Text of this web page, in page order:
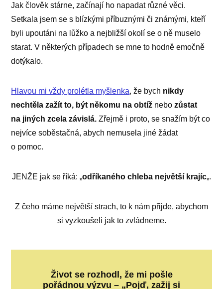
Jak člověk stárne, začínají ho napadat různé věci.
Setkala jsem se s blízkými příbuznými či známými, kteří
byli upoutáni na lůžko a nejbližší okolí se o ně muselo
starat. V některých případech se mne to hodně emočně
dotýkalo.
Hlavou mi vždy prolétla myšlenka, že bych nikdy
nechtěla zažít to, být někomu na obtíž nebozůstat
na jiných zcela závislá. Zřejmě i proto, se snažím být co
nejvíce soběstačná, abych nemusela jiné žádat
o pomoc.
JENŽE jak se říká: „odříkaného chleba největší krajíc„.
Z čeho máme největší strach, to k nám přijde, abychom
si vyzkoušeli jak to zvládneme.
Život se rozhodl, že mi pošle
pořádnou výzvu – „Pojď, zažij si